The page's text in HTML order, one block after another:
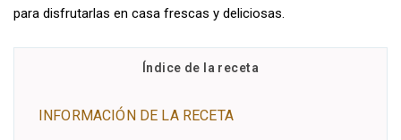
para disfrutarlas en casa frescas y deliciosas.
Índice de la receta
INFORMACIÓN DE LA RECETA